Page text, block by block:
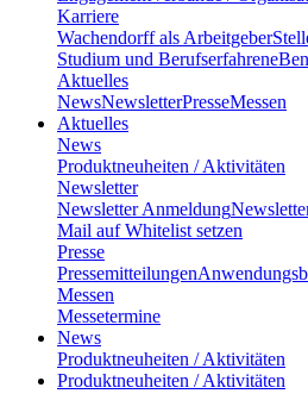
Karriere
Wachendorff als Arbeitgeber
Studium und Berufserfahrene
Aktuelles
NewsNewsletterPresseMessen
Aktuelles
News
Produktneuheiten / Aktivitäten
Newsletter
Newsletter Anmeldung
Mail auf Whitelist setzen
Presse
Pressemitteilungen
Messen
Messetermine
News
Produktneuheiten / Aktivitäten
Produktneuheiten / Aktivitäten